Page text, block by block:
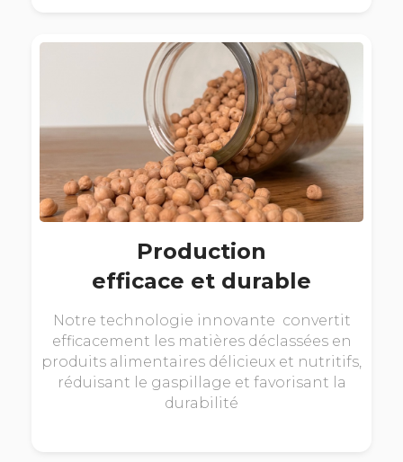
Production
efficace et durable
Notre technologie innovante convertit
efficacement les matières déclassées en
produits alimentaires délicieux et nutritifs,
réduisant le gaspillage et favorisant la
durabilité